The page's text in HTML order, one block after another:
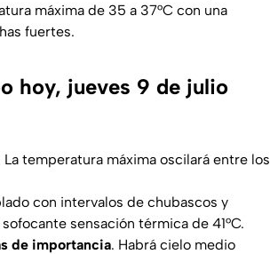
máxima de 35 a 37°C con una
fuertes.
hoy, jueves 9 de julio
temperatura máxima oscilará entre los
con intervalos de chubascos y
sensación térmica de 41°C.
de importancia. Habrá cielo medio